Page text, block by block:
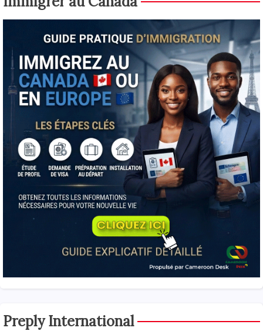
Preply International